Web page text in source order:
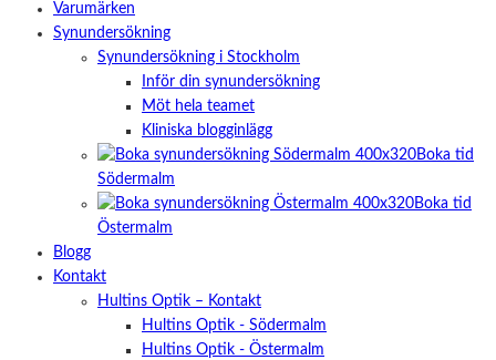
Varumärken
Synundersökning
Synundersökning i Stockholm
Inför din synundersökning
Möt hela teamet
Kliniska blogginlägg
Boka tid
Södermalm
Boka tid
Östermalm
Blogg
Kontakt
Hultins Optik – Kontakt
Hultins Optik - Södermalm
Hultins Optik - Östermalm